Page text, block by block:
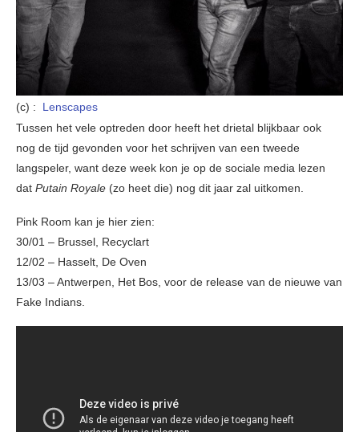
(c) : Lenscapes
Tussen het vele optreden door heeft het drietal blijkbaar ook
nog de tijd gevonden voor het schrijven van een tweede
langspeler, want deze week kon je op de sociale media lezen
dat Putain Royale (zo heet die) nog dit jaar zal uitkomen.
Pink Room kan je hier zien:
30/01 – Brussel, Recyclart
12/02 – Hasselt, De Oven
13/03 – Antwerpen, Het Bos, voor de release van de nieuwe van
Fake Indians.